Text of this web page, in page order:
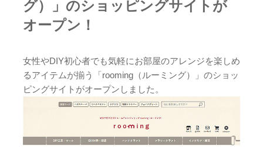
グ）」のショッピングサイトが
オープン！
女性やDIY初心者でも気軽にお部屋のアレンジを楽しめ
るアイテムが揃う「rooming（ルーミング）」のショッ
ピングサイトがオープンしました。